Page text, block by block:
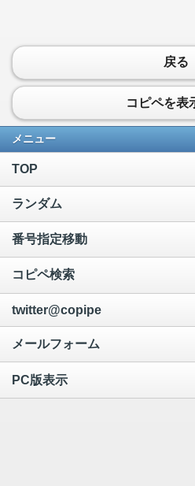
戻る
コピペを表
メニュー
TOP
ランダム
番号指定移動
コピペ検索
twitter@copipe
メールフォーム
PC版表示